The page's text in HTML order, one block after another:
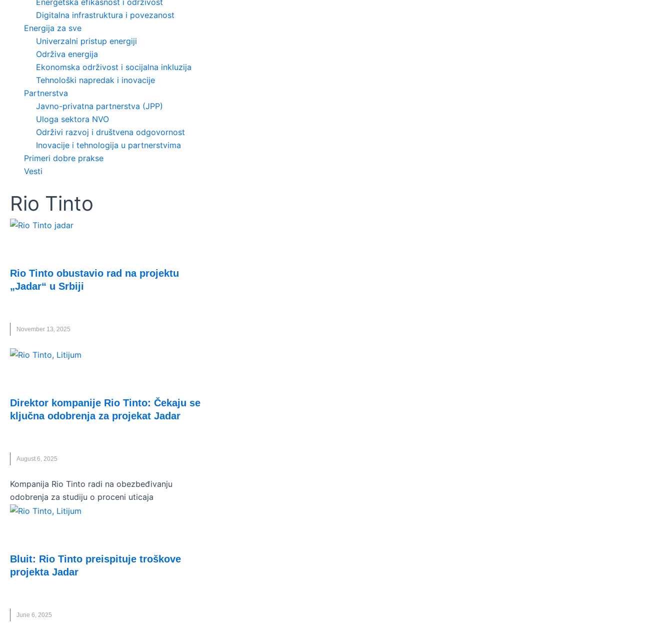
Energetska efikasnost i održivost
Digitalna infrastruktura i povezanost
Energija za sve
Univerzalni pristup energiji
Održiva energija
Ekonomska održivost i socijalna inkluzija
Tehnološki napredak i inovacije
Partnerstva
Javno-privatna partnerstva (JPP)
Uloga sektora NVO
Održivi razvoj i društvena odgovornost
Inovacije i tehnologija u partnerstvima
Primeri dobre prakse
Vesti
Rio Tinto
Rio Tinto obustavio rad na projektu
„Jadar“ u Srbiji
November 13, 2025
Direktor kompanije Rio Tinto: Čekaju se
ključna odobrenja za projekat Jadar
August 6, 2025
Kompanija Rio Tinto radi na obezbeđivanju
odobrenja za studiju o proceni uticaja
Bluit: Rio Tinto preispituje troškove
projekta Jadar
June 6, 2025